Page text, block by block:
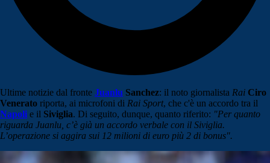
Ultime notizie dal fronte Juanlu Sanchez: il noto giornalista Rai Ciro
Venerato riporta, ai microfoni di Rai Sport, che c'è un accordo tra il
Napoli e il Siviglia. Di seguito, dunque, quanto riferito: "Per quanto
riguarda Juanlu, c’è già un accordo verbale con il Siviglia.
L’operazione si aggira sui 12 milioni di euro più 2 di bonus".